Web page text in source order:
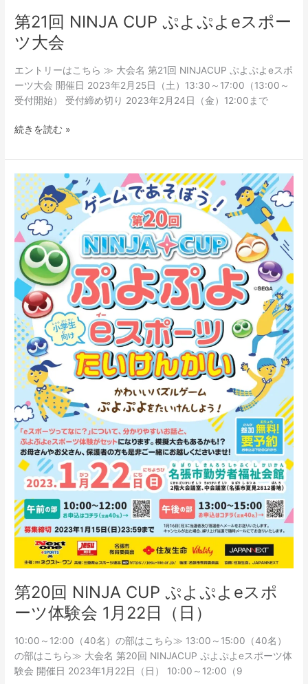
第21回 NINJA CUP ぷよぷよeスポー
ツ大会
エントリーはこちら ≫ 大会名 第21回 NINJACUP ぷよぷよeスポ
ーツ大会 開催日 2023年2月25日（土）13:30～17:00（13:00～
受付開始） 受付締め切り 2023年2月24日（金）12:00まで
続きを読む »
第20回 NINJA CUP ぷよぷよeスポ
ーツ体験会 1月22日（日）
10:00～12:00（40名）の部はこちら≫ 13:00～15:00（40名）
の部はこちら≫ 大会名 第20回 NINJACUP ぷよぷよeスポーツ体
験会 開催日 2023年1月22日（日） 10:00～12:00（9
第
20
回
NINJA
CUP
ぷ
よ
ぷ
よ
e
ス
ポ
ー
ツ
体
験
会
月
22
（日）